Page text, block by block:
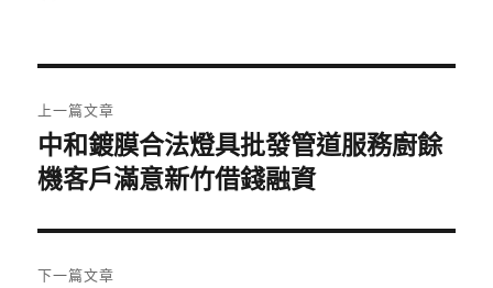
章
導
覽
上一篇文章
上
一
文
章:
中和鍍膜合法燈具批發管道服務廚餘
機客戶滿意新竹借錢融資
下一篇文章